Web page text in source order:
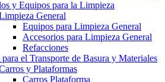
y Equipos para la Limpieza
General
Equipos para Limpieza General
Accesorios para Limpieza General
Refacciones
para el Transporte de Basura y Materiales
y Plataformas
Carros Plataforma